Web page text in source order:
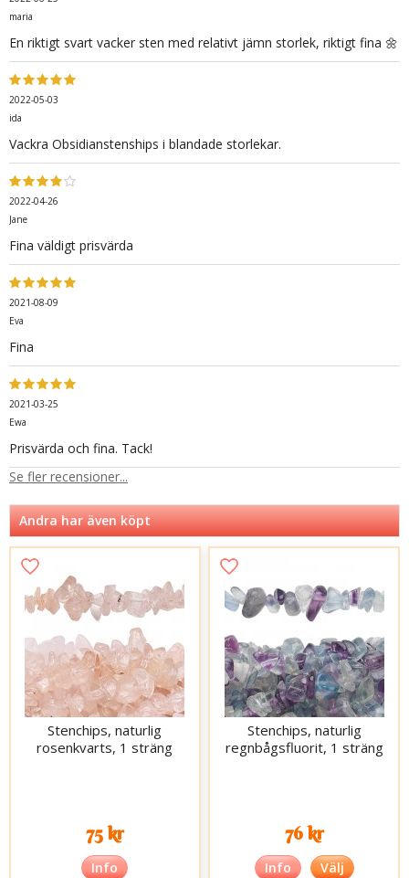
maria
En riktigt svart vacker sten med relativt jämn storlek, riktigt fina 🌼
2022-05-03
ida
Vackra Obsidianstenships i blandade storlekar.
2022-04-26
Jane
Fina väldigt prisvärda
2021-08-09
Eva
Fina
2021-03-25
Ewa
Prisvärda och fina. Tack!
Se fler recensioner...
Andra har även köpt
Stenchips, naturlig
rosenkvarts, 1 sträng
75 kr
Info
Stenchips, naturlig
regnbågsfluorit, 1 sträng
76 kr
Info Välj